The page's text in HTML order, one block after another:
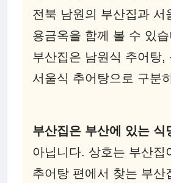
전북 남원의 부산집과 서
용금옥을 함께 볼 수 있
부산집은 남원식 추어탕,
서울식 추어탕으로 구분
부산집은 부산에 있는 식
아닙니다. 상호는 부산집
추어탕 편에서 찾는 부산